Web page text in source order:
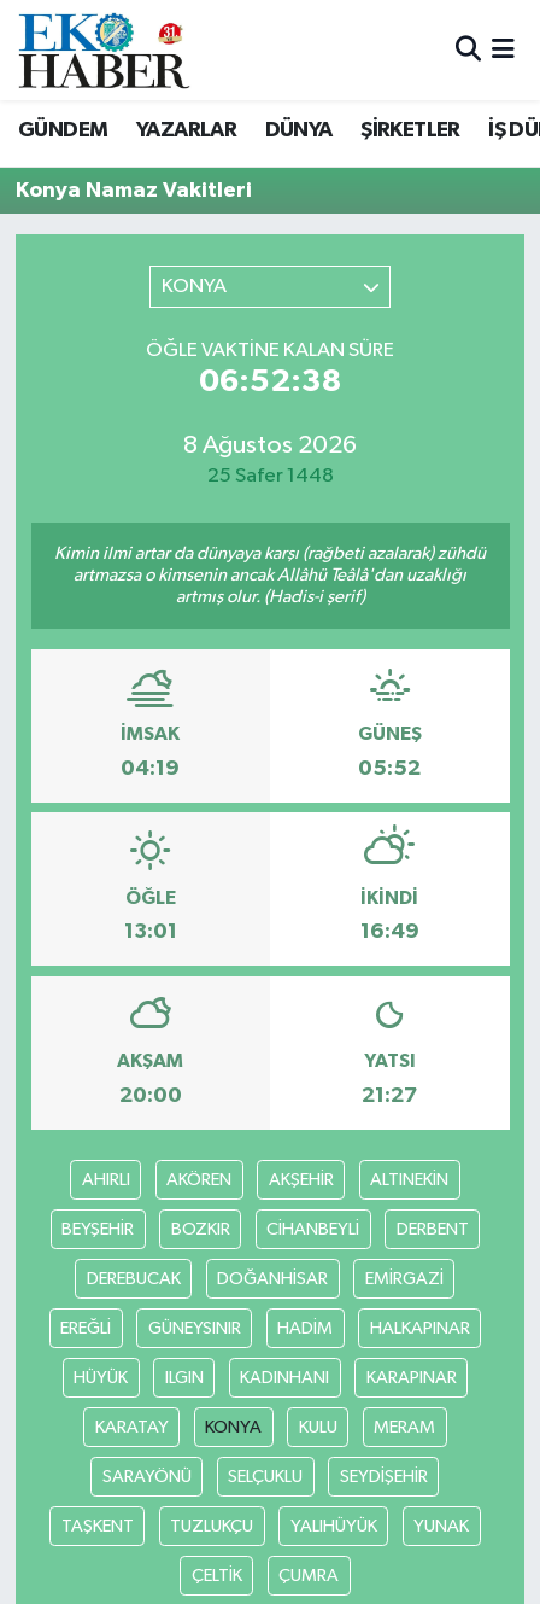
GÜNDEM YAZARLAR DÜNYA ŞİRKETLER İŞ
Konya Namaz Vakitleri
KONYA
ÖĞLE VAKTINE KALAN SÜRE
06:52:38
8 Ağustos 2026
25 Safer 1448
Kimin ilmi artar da dünyaya karşı (rağbeti azalarak) zühdü
artmazsa o kimsenin ancak Allâhü Teâlâ'dan uzaklığı
artmış olur. (Hadis-i şerif)
İMSAK
04:19
GÜNEŞ
05:52
ÖĞLE
13:01
İKINDI
16:49
AKŞAM
20:00
YATSI
21:27
AHIRLI AKÖREN AKŞEHİR ALTINEKİN
BEYŞEHİR BOZKIR CİHANBEYLİ DERBENT
DEREBUCAK DOĞANHİSAR EMİRGAZİ
EREĞLİ GÜNEYSINIR HADİM HALKAPINAR
HÜYÜK ILGIN KADINHANI KARAPINAR
KARATAY KONYA KULU MERAM
SARAYÖNÜ SELÇUKLU SEYDİŞEHİR
TAŞKENT TUZLUKÇU YALIHÜYÜK YUNAK
ÇELTİK ÇUMRA
Hava Durumu
Süper Lig Puan Durumu ve Fikstür
Tüm Manşetler
Son Dakika Haberleri